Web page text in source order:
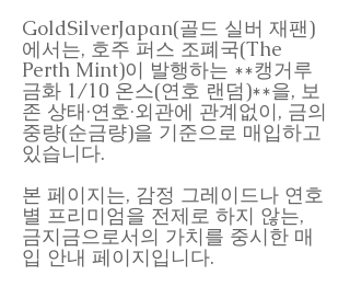
GoldSilverJapan(골드 실버 재팬)
에서는, 호주 퍼스 조폐국(The
Perth Mint)이 발행하는 **캥거루
금화 1/10 온스(연호 랜덤)**을, 보
존 상태·연호·외관에 관계없이, 금의
중량(순금량)을 기준으로 매입하고
있습니다.
본 페이지는, 감정 그레이드나 연호
별 프리미엄을 전제로 하지 않는,
금지금으로서의 가치를 중시한 매
입 안내 페이지입니다.